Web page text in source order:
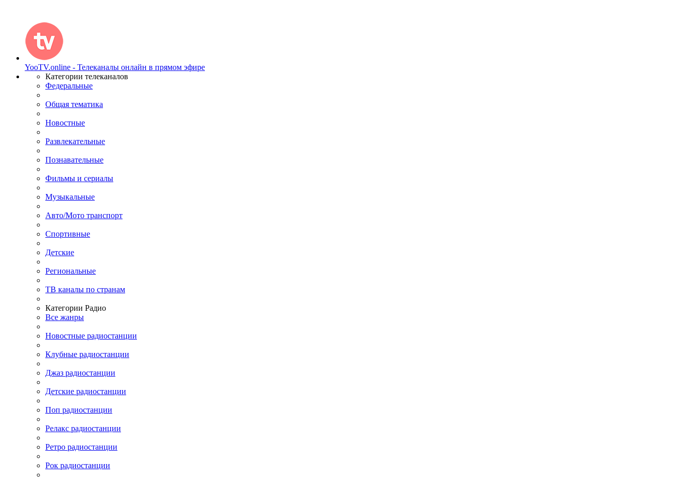
YooTV.online - Телеканалы онлайн в прямом эфире
Категории телеканалов
Федеральные
Общая тематика
Новостные
Развлекательные
Познавательные
Фильмы и сериалы
Музыкальные
Авто/Мото транспорт
Спортивные
Детские
Региональные
ТВ каналы по странам
Категории Радио
Все жанры
Новостные радиостанции
Клубные радиостанции
Джаз радиостанции
Детские радиостанции
Поп радиостанции
Релакс радиостанции
Ретро радиостанции
Рок радиостанции